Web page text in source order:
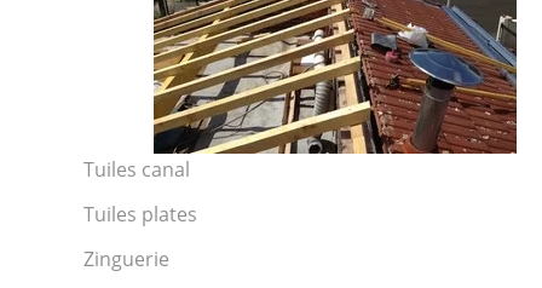
Tuiles canal
Tuiles plates
Zinguerie